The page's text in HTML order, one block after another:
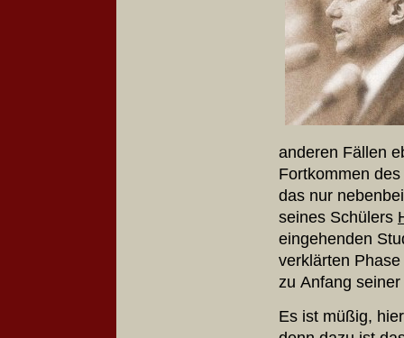
anderen Fällen
Fortkommen
das nur
seines Schülers
eingehenden
verklärten
zu Anfang
Es ist müßig,